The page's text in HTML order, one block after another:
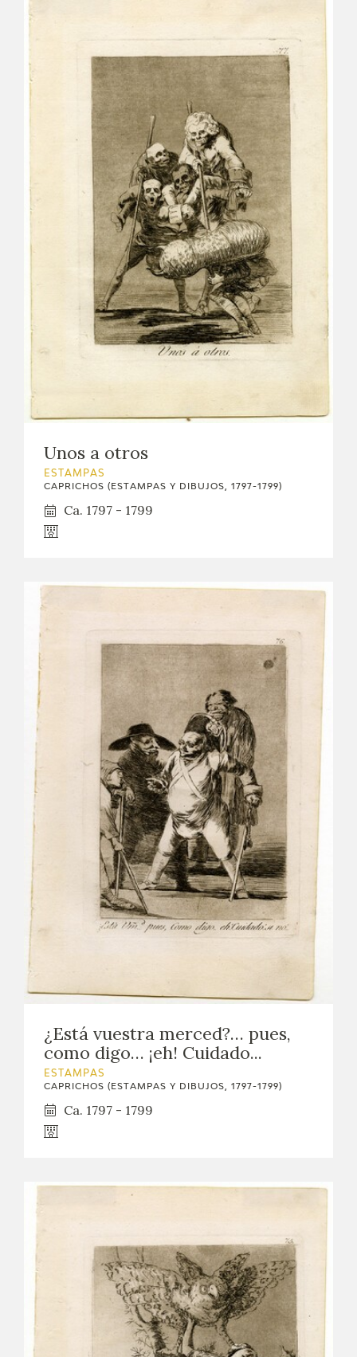
Unos a otros
ESTAMPAS
CAPRICHOS (ESTAMPAS Y DIBUJOS, 1797-1799)
Ca. 1797 - 1799
¿Está vuestra merced?… pues,
como digo… ¡eh! Cuidado...
ESTAMPAS
CAPRICHOS (ESTAMPAS Y DIBUJOS, 1797-1799)
Ca. 1797 - 1799